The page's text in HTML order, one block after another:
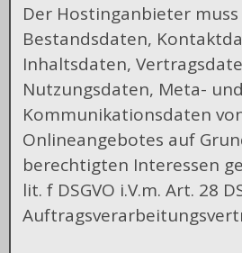
Der Hostinganbieter muss
Bestandsdaten,
Inhaltsdaten,
Nutzungsdaten, Meta- und
Kommunikationsdaten
Onlineangebotes auf
berechtigten Interessen
lit. f DSGVO i.V.m. Art. 28